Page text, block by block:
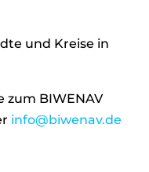
und Kreise in
zum BIWENAV
info@biwenav.de